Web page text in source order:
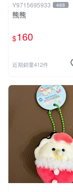
Y9715695933 488
熊熊
$160
近期銷量412件